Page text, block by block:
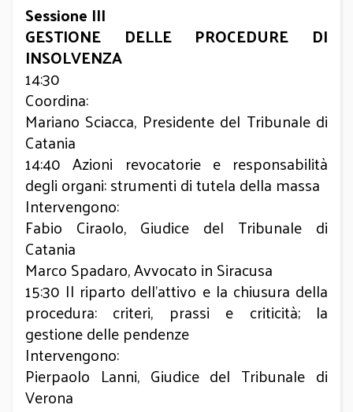
Sessione III
GESTIONE DELLE PROCEDURE DI
INSOLVENZA
14:30
Coordina:
Mariano Sciacca, Presidente del Tribunale di
Catania
14:40 Azioni revocatorie e responsabilità
degli organi: strumenti di tutela della massa
Intervengono:
Fabio Ciraolo, Giudice del Tribunale di
Catania
Marco Spadaro, Avvocato in Siracusa
15:30 Il riparto dell’attivo e la chiusura della
procedura: criteri, prassi e criticità; la
gestione delle pendenze
Intervengono:
Pierpaolo Lanni, Giudice del Tribunale di
Verona